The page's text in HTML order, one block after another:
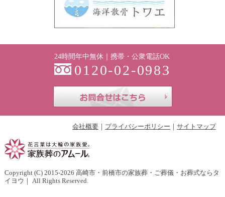
24時間年中無休｜携帯・公衆電話OK
0120-02-0983
会社概要 プライバシーポリシー サイトマップ
Copyright (C) 2015-2026 高崎市・前橋市の家族葬・ご葬儀・お葬式ならタ
イヨウ ｜ All Rights Reserved.